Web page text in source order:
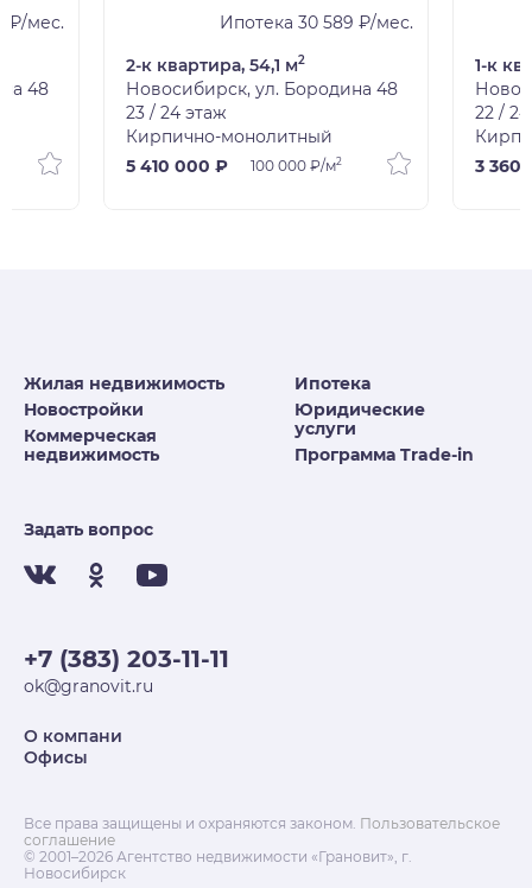
₽/мес.
48
Ипотека 30 589 ₽/мес.
2-к квартира, 54,1 м2
Новосибирск, ул. Бородина 48
23 / 24 этаж
Кирпично-монолитный
5 410 000 ₽
100 000 ₽/м2
1-к
22 /
3 360
Жилая недвижимость
Новостройки
Коммерческая
недвижимость
Ипотека
Юридические
услуги
Программа Trade-in
Задать вопрос
+7 (383) 203-11-11
ok@granovit.ru
О компани
Офисы
Все права защищены и охраняются законом. Пользовательское
соглашение
© 2001–2026 Агентство недвижимости «Грановит», г.
Новосибирск